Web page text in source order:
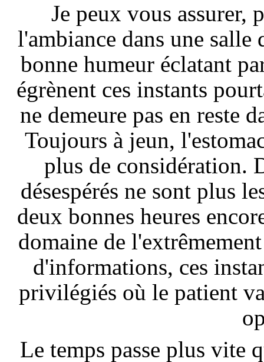
Je peux vous assurer,
l'ambiance dans une
bonne humeur éclatant
égrènent ces instants
ne demeure pas en reste
Toujours à jeun,
plus de considération.
désespérés ne sont plus
deux bonnes heures
domaine de
d'informations, ces
privilégiés où le patient
Le temps passe plus vite